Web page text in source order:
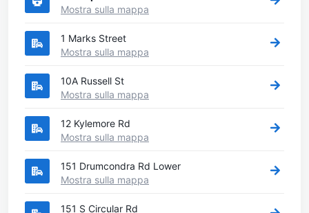
Mostra sulla mappa
1 Marks Street
Mostra sulla mappa
10A Russell St
Mostra sulla mappa
12 Kylemore Rd
Mostra sulla mappa
151 Drumcondra Rd Lower
Mostra sulla mappa
151 S Circular Rd